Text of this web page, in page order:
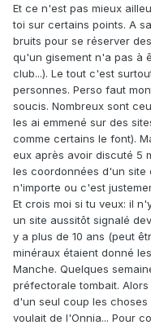
Et ce n'est pas mieux
toi sur certains points. A
bruits pour se réserver
qu'un gisement n'a pas à
club...). Le tout c'est
personnes. Perso faut
soucis. Nombreux sont
les ai emmené sur des
comme certains le font).
eux après avoir discuté 5
les coordonnées d'un site
n'importe ou c'est
Et crois moi si tu veux: il
un site aussitôt signalé
y a plus de 10 ans (peut
minéraux étaient donné
Manche. Quelques
préfectorale tombait.
d'un seul coup les choses
voulait de l'Onnia... Pour